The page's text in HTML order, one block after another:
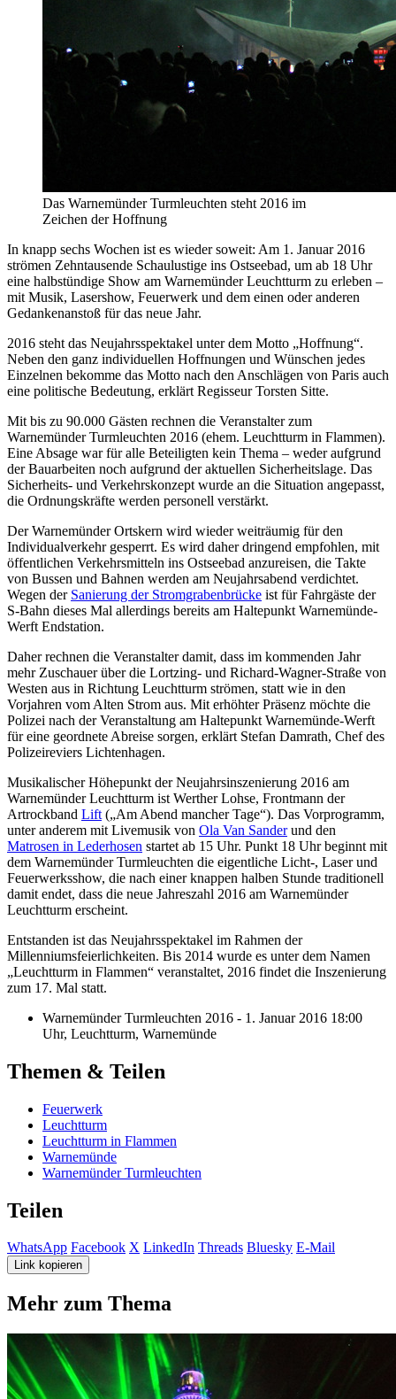
Das Warnemünder Turmleuchten steht 2016 im
Zeichen der Hoffnung
In knapp sechs Wochen ist es wieder soweit: Am 1. Januar 2016
strömen Zehntausende Schaulustige ins Ostseebad, um ab 18 Uhr
eine halbstündige Show am Warnemünder Leuchtturm zu erleben –
mit Musik, Lasershow, Feuerwerk und dem einen oder anderen
Gedankenanstoß für das neue Jahr.
2016 steht das Neujahrsspektakel unter dem Motto „Hoffnung“.
Neben den ganz individuellen Hoffnungen und Wünschen jedes
Einzelnen bekomme das Motto nach den Anschlägen von Paris auch
eine politische Bedeutung, erklärt Regisseur Torsten Sitte.
Mit bis zu 90.000 Gästen rechnen die Veranstalter zum
Warnemünder Turmleuchten 2016 (ehem. Leuchtturm in Flammen).
Eine Absage war für alle Beteiligten kein Thema – weder aufgrund
der Bauarbeiten noch aufgrund der aktuellen Sicherheitslage. Das
Sicherheits- und Verkehrskonzept wurde an die Situation angepasst,
die Ordnungskräfte werden personell verstärkt.
Der Warnemünder Ortskern wird wieder weiträumig für den
Individualverkehr gesperrt. Es wird daher dringend empfohlen, mit
öffentlichen Verkehrsmitteln ins Ostseebad anzureisen, die Takte
von Bussen und Bahnen werden am Neujahrsabend verdichtet.
Wegen der Sanierung der Stromgrabenbrücke ist für Fahrgäste der
S-Bahn dieses Mal allerdings bereits am Haltepunkt Warnemünde-
Werft Endstation.
Daher rechnen die Veranstalter damit, dass im kommenden Jahr
mehr Zuschauer über die Lortzing- und Richard-Wagner-Straße von
Westen aus in Richtung Leuchtturm strömen, statt wie in den
Vorjahren vom Alten Strom aus. Mit erhöhter Präsenz möchte die
Polizei nach der Veranstaltung am Haltepunkt Warnemünde-Werft
für eine geordnete Abreise sorgen, erklärt Stefan Damrath, Chef des
Polizeireviers Lichtenhagen.
Musikalischer Höhepunkt der Neujahrsinszenierung 2016 am
Warnemünder Leuchtturm ist Werther Lohse, Frontmann der
Artrockband Lift („Am Abend mancher Tage“). Das Vorprogramm,
unter anderem mit Livemusik von Ola Van Sanderund den
Matrosen in Lederhosen startet ab 15 Uhr. Punkt 18 Uhr beginnt mit
dem Warnemünder Turmleuchten die eigentliche Licht-, Laser und
Feuerwerksshow, die nach einer knappen halben Stunde traditionell
damit endet, dass die neue Jahreszahl 2016 am Warnemünder
Leuchtturm erscheint.
Entstanden ist das Neujahrsspektakel im Rahmen der
Millenniumsfeierlichkeiten. Bis 2014 wurde es unter dem Namen
„Leuchtturm in Flammen“ veranstaltet, 2016 findet die Inszenierung
zum 17. Mal statt.
Warnemünder Turmleuchten 2016 - 1. Januar 2016 18:00
Uhr, Leuchtturm, Warnemünde
Themen & Teilen
Feuerwerk
Leuchtturm
Leuchtturm in Flammen
Warnemünde
Warnemünder Turmleuchten
Teilen
WhatsApp Facebook X LinkedIn Threads Bluesky E-Mail
Link kopieren
Mehr zum Thema